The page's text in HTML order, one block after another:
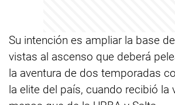
Su intención es ampliar la base
vistas al ascenso que deberá
la aventura de dos temporadas
la elite del país, cuando recibió la